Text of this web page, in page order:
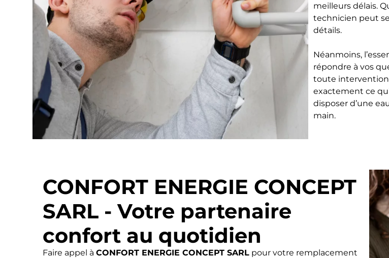
meilleurs délais.
technicien peut
détails.
Néanmoins,
répondre à vos
toute
exactement ce
disposer d’une
main.
CONFORT ENERGIE CONCEPT
SARL - Votre partenaire
confort au quotidien
Faire appel à CONFORT ENERGIE CONCEPT SARLpour votre remplacement